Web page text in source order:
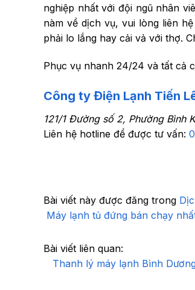
nghiệp nhất với đội ngũ nhân
nàm về dịch vụ, vui lòng
phải lo lắng hay cải vả với thợ.
Phục vụ nhanh 24/24 và tất cả
Công ty Điện Lạnh Tiến
121/1 Đường số 2, Phường Bình
Liên hệ hotline để được tư vấn:
Bài viết này được đăng trong
Máy lạnh tủ đứng bán chạy
Bài viết liên quan:
Thanh lý máy lạnh Bình